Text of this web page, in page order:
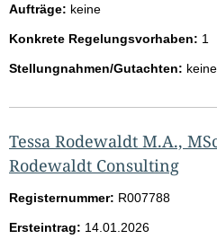
Aufträge: keine
Konkrete Regelungsvorhaben: 1
Stellungnahmen/Gutachten: keine
Tessa Rodewaldt M.A.,
Rodewaldt Consulting
Registernummer: R007788
Ersteintrag: 14.01.2026